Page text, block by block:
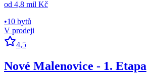
od 4,8 mil Kč
•10 bytů
V prodeji
4,5
Nové Malenovice - 1. Etapa